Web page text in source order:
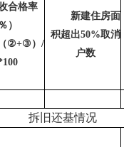
合格率
）
②+③ ） /
新建住房面
积超出50%取消
户数
拆旧还基情况